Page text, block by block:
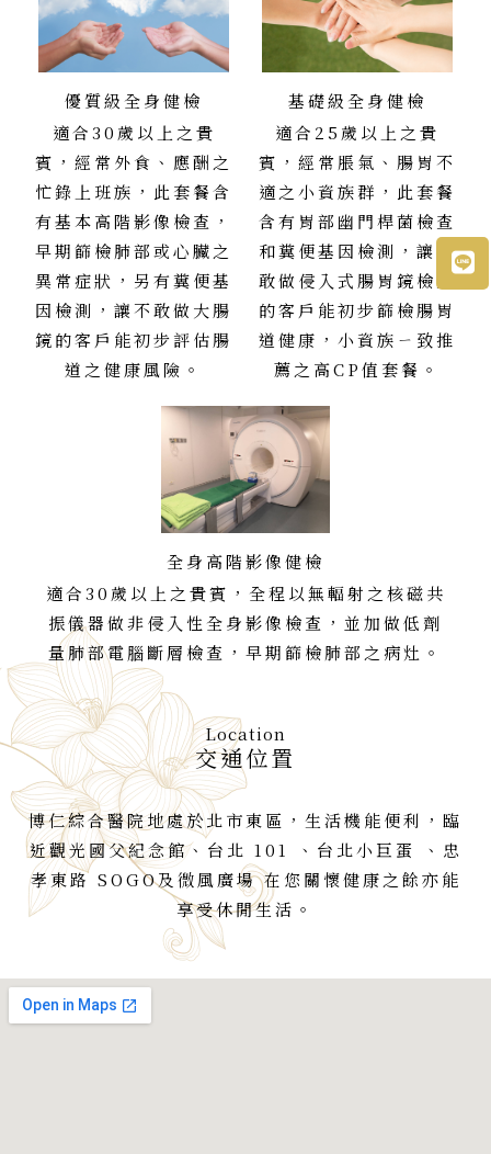
優質級全身健檢
適合30歲以上之貴
賓，經常外食、應酬之
忙錄上班族，此套餐含
有基本高階影像檢查，
早期篩檢肺部或心臟之
異常症狀，另有糞便基
因檢測，讓不敢做大腸
鏡的客戶能初步評估腸
道之健康風險。
基礎級全身健檢
適合25歲以上之貴
賓，經常脹氣、腸胃不
適之小資族群，此套餐
含有胃部幽門桿菌檢查
和糞便基因檢測，讓不
敢做侵入式腸胃鏡檢查
的客戶能初步篩檢腸胃
道健康，小資族ㄧ致推
薦之高CP值套餐。
全身高階影像健檢
適合30歲以上之貴賓，全程以無輻射之核磁共
振儀器做非侵入性全身影像檢查，並加做低劑
量肺部電腦斷層檢查，早期篩檢肺部之病灶。
Location
交通位置
博仁綜合醫院地處於北市東區，生活機能便利，臨
近觀光國父紀念館、台北 101 、台北小巨蛋 、忠
孝東路 SOGO及微風廣場 在您關懷健康之餘亦能
享受休閒生活。